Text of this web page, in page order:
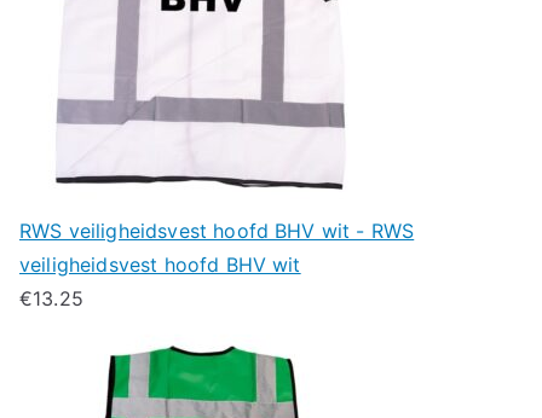
RWS veiligheidsvest hoofd BHV wit - RWS
veiligheidsvest hoofd BHV wit
€13.25